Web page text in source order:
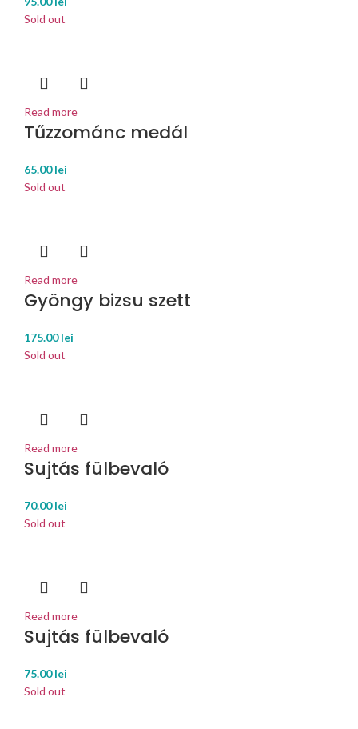
Sold out
Read more
Tűzzománc medál
65.00lei
Sold out
Read more
Gyöngy bizsu szett
175.00lei
Sold out
Read more
Sujtás fülbevaló
70.00lei
Sold out
Read more
Sujtás fülbevaló
75.00lei
Sold out